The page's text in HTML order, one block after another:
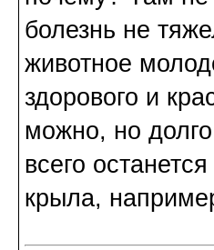
болезнь не
животное
здорового и
можно, но
всего
крыла,